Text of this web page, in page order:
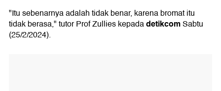
"Itu sebenarnya adalah tidak benar, karena bromat itu
tidak berasa," tutor Prof Zullies kepadadetikcomSabtu
(25/2/2024).